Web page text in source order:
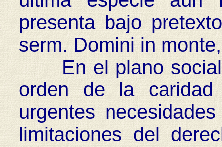
presenta bajo
serm. Domini in
En el plano social,
orden de la
urgentes
limitaciones del